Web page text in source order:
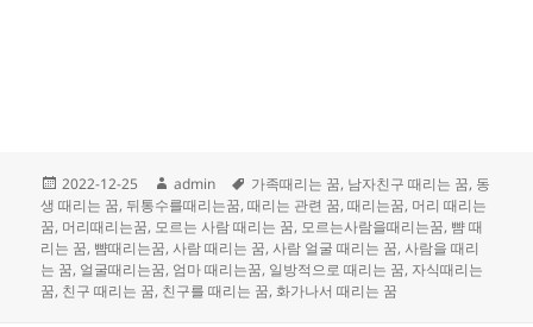
작
성
일
자
2022-12-25
글
쓴
이
admin
태
그
가족때리는 꿈, 남자친구 때리는 꿈, 동
생 때리는 꿈, 뒤통수를때리는꿈,때리는 관련 꿈,때리는꿈, 머리 때리는
꿈, 머리때리는꿈, 모르는 사람 때리는 꿈, 모르는사람을때리는꿈, 뺨 때
리는 꿈, 뺨때리는꿈, 사람 때리는 꿈, 사람 얼굴 때리는 꿈, 사람을 때리
는 꿈, 얼굴때리는꿈, 엄마 때리는꿈, 일방적으로 때리는 꿈, 자식때리는
꿈, 친구 때리는 꿈, 친구를 때리는 꿈,화가나서 때리는 꿈